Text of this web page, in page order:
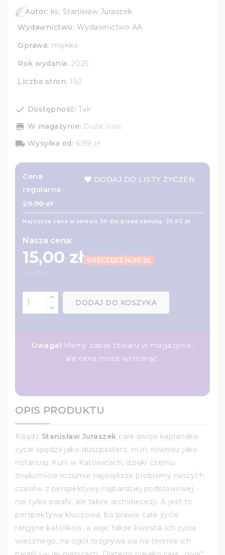
Autor: ks. Stanisław Juraszek
Wydawnictwo: Wydawnictwo AA
Oprawa: miękka
Rok wydania: 2025
Liczba stron: 150
check Dostępność: Tak
store_mall_directory W magazynie: Duża ilość
local_shipping Wysyłka od: 6,99 zł
Cena
regularna:
29,90 zł
DODAJ DO LISTY ŻYCZEŃ
Najniższa cena w okresie 30 dni przed obniżką: 29.90 zł
Nasza cena:
15,00 zł OSZCZĘDŹ 14,90 ZŁ
DODAJ DO KOSZYKA
Uwaga! Mamy zapas towaru w magazynie,
ale cena może wzrosnąć.
OPIS PRODUKTU
Ksiądz Stanisław Juraszek całe swoje kapłańskie
życie spędził jako duszpasterz, m.in. również jako
notariusz Kurii w Katowicach, dzięki czemu
znakomicie rozumie największe problemy naszych
czasów z perspektywy najbardziej podstawowej -
nie tylko parafii, ale także archidiecezji. A jest to
perspektywa kluczowa, bo prawie całe życie
religijne katolików, a więc także kwestia ich życia
wiecznego, na ogół rozgrywa się na terenie ich